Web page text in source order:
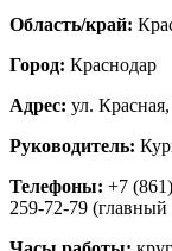
Область/край:
Город: Краснодар
Адрес: ул.
Руководитель:
Телефоны: +7
259-72-79 (главный